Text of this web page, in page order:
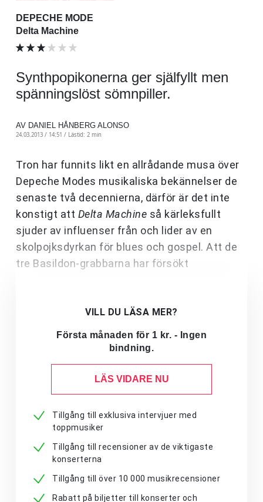
DEPECHE MODE
Delta Machine
Synthpopikonerna ger själfyllt men
spänningslöst sömnpiller.
AV DANIEL HÅNBERG ALONSO
24.03.2013 / 14:51 / Lästid: 2 min
Tron har funnits likt en allrådande musa över
Depeche Modes musikaliska bekännelser de
senaste två decennierna, därför är det inte
konstigt att Delta Machine så kärleksfullt
sjuder av influenser från och lider av en
skolpojksdyrkan för blues och gospel. Att de
tre Basildon-grabbarna har försökt
VILL DU LÄSA MER?
Första månaden för 1 kr. - Ingen
bindning.
LÄS VIDARE NU
Tillgång till exklusiva intervjuer med
toppmusiker
Tillgång till recensioner av de viktigaste
konserterna
Tillgång till över 10 000 musikrecensioner
Rabatt på biljetter till konserter och